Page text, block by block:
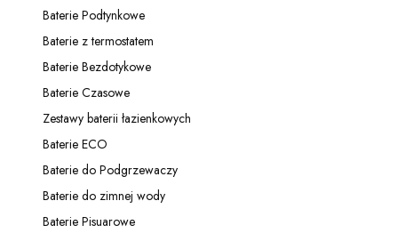
Kategoria - Baterie Podtynkowe
Baterie Podtynkowe
Kategoria - Baterie z termostatem
Baterie z termostatem
Kategoria - Baterie Bezdotykowe
Baterie Bezdotykowe
Kategoria - Baterie Czasowe
Baterie Czasowe
Kategoria - Zestawy baterii łazienkowych
Zestawy baterii łazienkowych
Kategoria - Baterie ECO
Baterie ECO
Kategoria - Baterie do Podgrzewaczy
Baterie do Podgrzewaczy
Kategoria - Baterie do zimnej wody
Baterie do zimnej wody
Baterie Pisuarowe